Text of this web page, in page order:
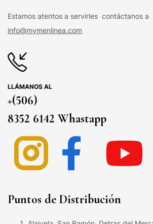
Estamos atentos a servirles contáctanos a
info@mymenlinea.com
LLÁMANOS AL
+(506)
8352 6142 Whastapp
Puntos de Distribución